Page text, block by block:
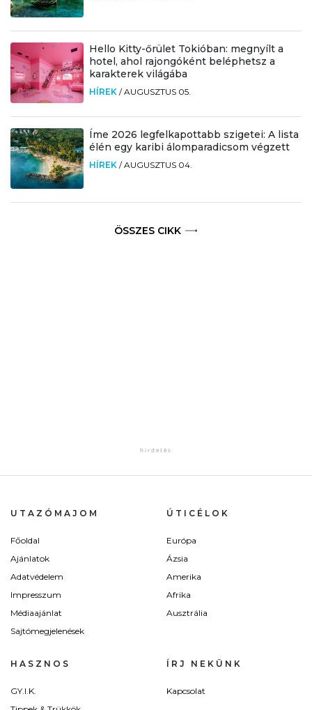
Hello Kitty-őrület Tokióban: megnyílt a
hotel, ahol rajongóként beléphetsz a
karakterek világába
HÍREK /AUGUSZTUS 05.
Íme 2026 legfelkapottabb szigetei: A lista
élén egy karibi álomparadicsom végzett
HÍREK /AUGUSZTUS 04.
ÖSSZES CIKK
UTAZÓMAJOM
Főoldal
Ajánlatok
Adatvédelem
Impresszum
Médiaajánlat
Sajtómegjelenések
ÚTICÉLOK
Európa
Ázsia
Amerika
Afrika
Ausztrália
HASZNOS
GY.I.K.
ÍRJ NEKÜNK
Kapcsolat